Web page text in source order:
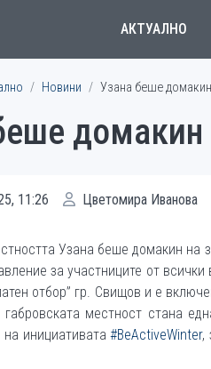
АКТУАЛНО
Новини Узана беше
11:26 Цветомира Иванова
Узана беше домакин на
за участниците от
отбор” гр. Свищов и е
местност стана
на инициативата#BeActiveWinter,